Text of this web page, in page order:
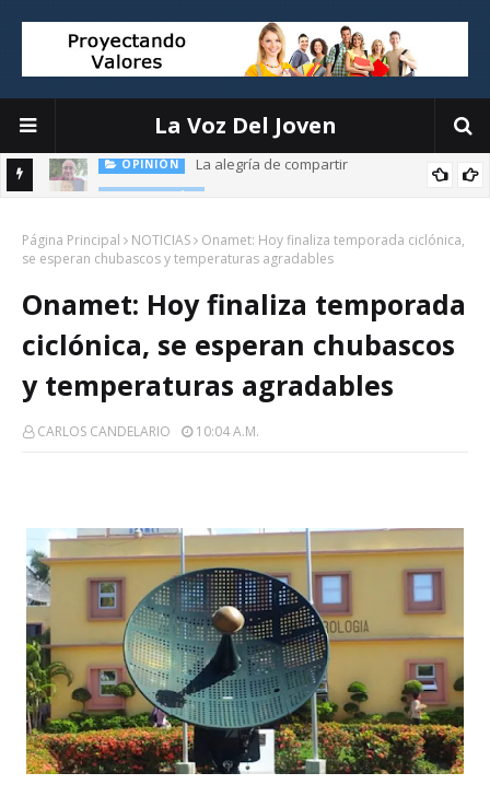
La Voz Del Joven
La alegría de compartir
EDUCACIÓN
Página Principal NOTICIAS
Onamet: Hoy finaliza temporada ciclónica,
se esperan chubascos y temperaturas agradables
Onamet: Hoy finaliza temporada
ciclónica, se esperan chubascos
y temperaturas agradables
CARLOS CANDELARIO 10:04 A.m.